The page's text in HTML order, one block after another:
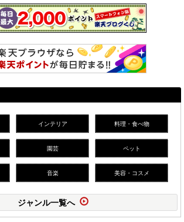
インテリア 料理・食べ物
園芸 ペット
音楽 美容・コスメ
ジャンル一覧へ